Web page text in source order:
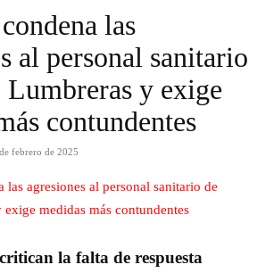
las
al personal sanitario
Lumbreras y exige
contundentes
febrero de 2025
la falta de respuesta